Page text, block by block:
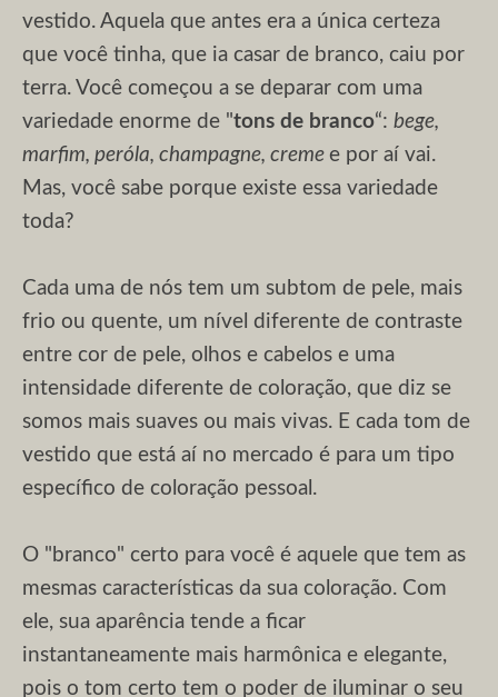
vestido. Aquela que antes era a única certeza
que você tinha, que ia casar de branco, caiu por
terra. Você começou a se deparar com uma
variedade enorme de "tons de branco“: bege,
marfim, peróla, champagne, creme e por aí vai.
Mas, você sabe porque existe essa variedade
toda?
Cada uma de nós tem um subtom de pele, mais
frio ou quente, um nível diferente de contraste
entre cor de pele, olhos e cabelos e uma
intensidade diferente de coloração, que diz se
somos mais suaves ou mais vivas. E cada tom de
vestido que está aí no mercado é para um tipo
específico de coloração pessoal.
O "branco" certo para você é aquele que tem as
mesmas características da sua coloração. Com
ele, sua aparência tende a ficar
instantaneamente mais harmônica e elegante,
pois o tom certo tem o poder de iluminar o seu